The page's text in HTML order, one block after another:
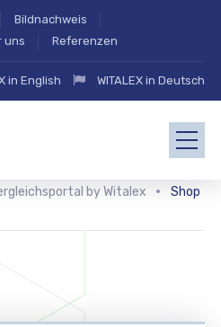
Bildnachweis
uns Referenzen
in English WITALEX in Deutsch
by Witalex Shop